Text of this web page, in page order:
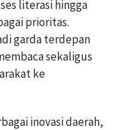
literasi hingga
prioritas.
garda terdepan
sekaligus
ke
inovasi daerah,